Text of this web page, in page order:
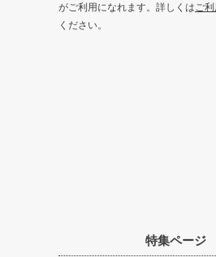
がご利用になれます。詳しくはご
ください。
特集ページ